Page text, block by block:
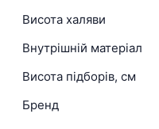
Висота халяви
Внутрішній матеріал
Висота підборів, см
Бренд